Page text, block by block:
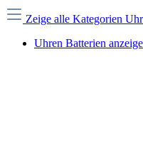
Zeige alle Kategorien
Uhren Batterien